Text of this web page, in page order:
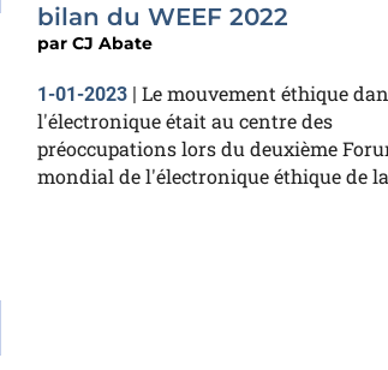
bilan du WEEF 2022
par CJ Abate
1-01-2023 | Le mouvement éthique
l'électronique était au centre des
préoccupations lors du deuxième
mondial de l'électronique éthique de la